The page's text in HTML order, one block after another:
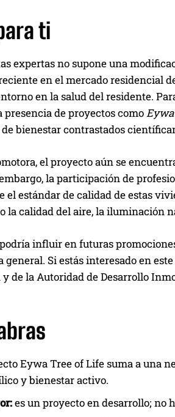
ti
expertas no supone una
en el mercado residencial
en la salud del residente.
presencia de proyectos como
bienestar contrastados
el proyecto aún se
la participación de
el estándar de calidad de estas
la calidad del aire, la iluminación
influir en futuras
Si estás interesado en
de la Autoridad de Desarrollo
Eywa Tree of Life suma a una
y bienestar activo.
es un proyecto en desarrollo; no